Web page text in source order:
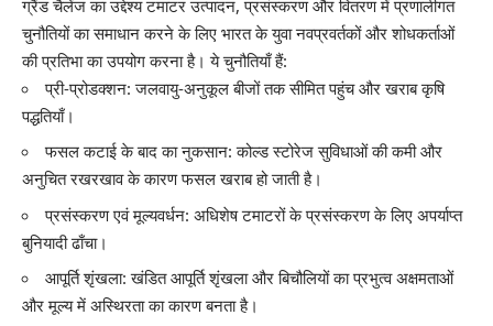
ग्रैंड चैलेंज का उद्देश्य टमाटर उत्पादन, प्रसंस्करण और वितरण में प्रणालीगत
चुनौतियों का समाधान करने के लिए भारत के युवा नवप्रवर्तकों और शोधकर्ताओं
की प्रतिभा का उपयोग करना है। ये चुनौतियाँ हैं:
प्री-प्रोडक्शन: जलवायु-अनुकूल बीजों तक सीमित पहुंच और खराब कृषि
पद्धतियाँ।
फसल कटाई के बाद का नुकसान: कोल्ड स्टोरेज सुविधाओं की कमी और
अनुचित रखरखाव के कारण फसल खराब हो जाती है।
प्रसंस्करण एवं मूल्यवर्धन: अधिशेष टमाटरों के प्रसंस्करण के लिए अपर्याप्त
बुनियादी ढाँचा।
आपूर्ति शृंखला: खंडित आपूर्ति शृंखला और बिचौलियों का प्रभुत्व अक्षमताओं
और मूल्य में अस्थिरता का कारण बनता है।